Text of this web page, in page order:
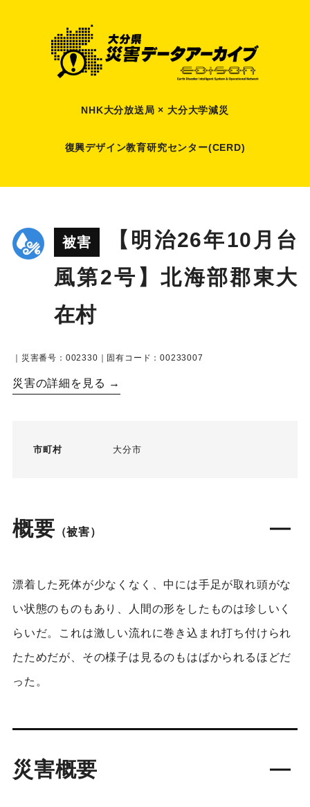
NHK大分放送局 × 大分大学減災
復興デザイン教育研究センター(CERD)
被害
【明治26年10月台
風第2号】北海部郡東大
在村
｜災害番号：002330｜固有コード：00233007
災害の詳細を見る →
市町村 大分市
概要 （被害）
漂着した死体が少なくなく、中には手足が取れ頭がな
い状態のものもあり、人間の形をしたものは珍しいく
らいだ。これは激しい流れに巻き込まれ打ち付けられ
たためだが、その様子は見るのもはばかられるほどだ
った。
災害概要